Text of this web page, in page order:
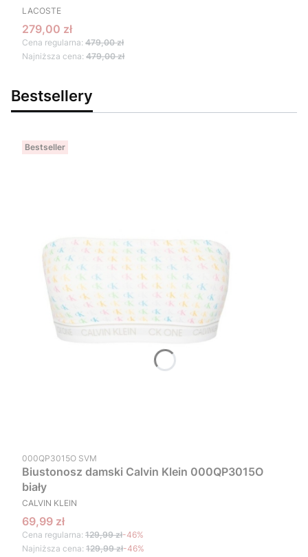
PRODUCENT
LACOSTE
Cena promocyjna
279,00 zł
Cena regularna: 479,00 zł
Najniższa cena: 479,00 zł
Bestsellery
Bestseller
Kod produktu
000QP3015O SVM
Biustonosz damski Calvin Klein 000QP3015O
biały
PRODUCENT
CALVIN KLEIN
Cena promocyjna
69,99 zł
Cena regularna: 129,99 zł-46%
Najniższa cena: 129,99 zł-46%